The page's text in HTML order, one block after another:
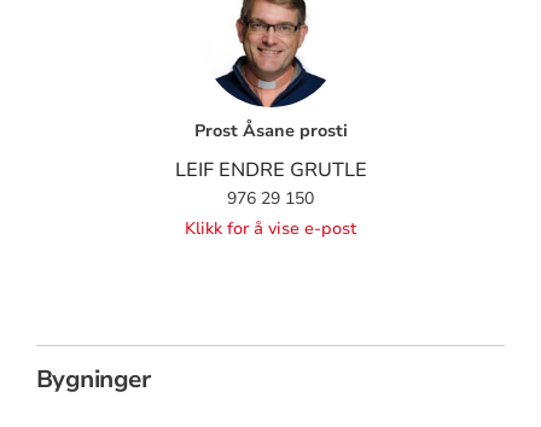
Prost Åsane prosti
LEIF ENDRE GRUTLE
976 29 150
Klikk for å vise e-post
Bygninger